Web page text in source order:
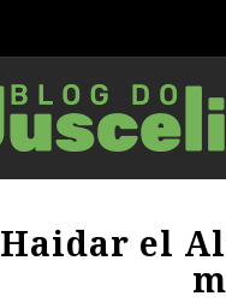
Haidar el